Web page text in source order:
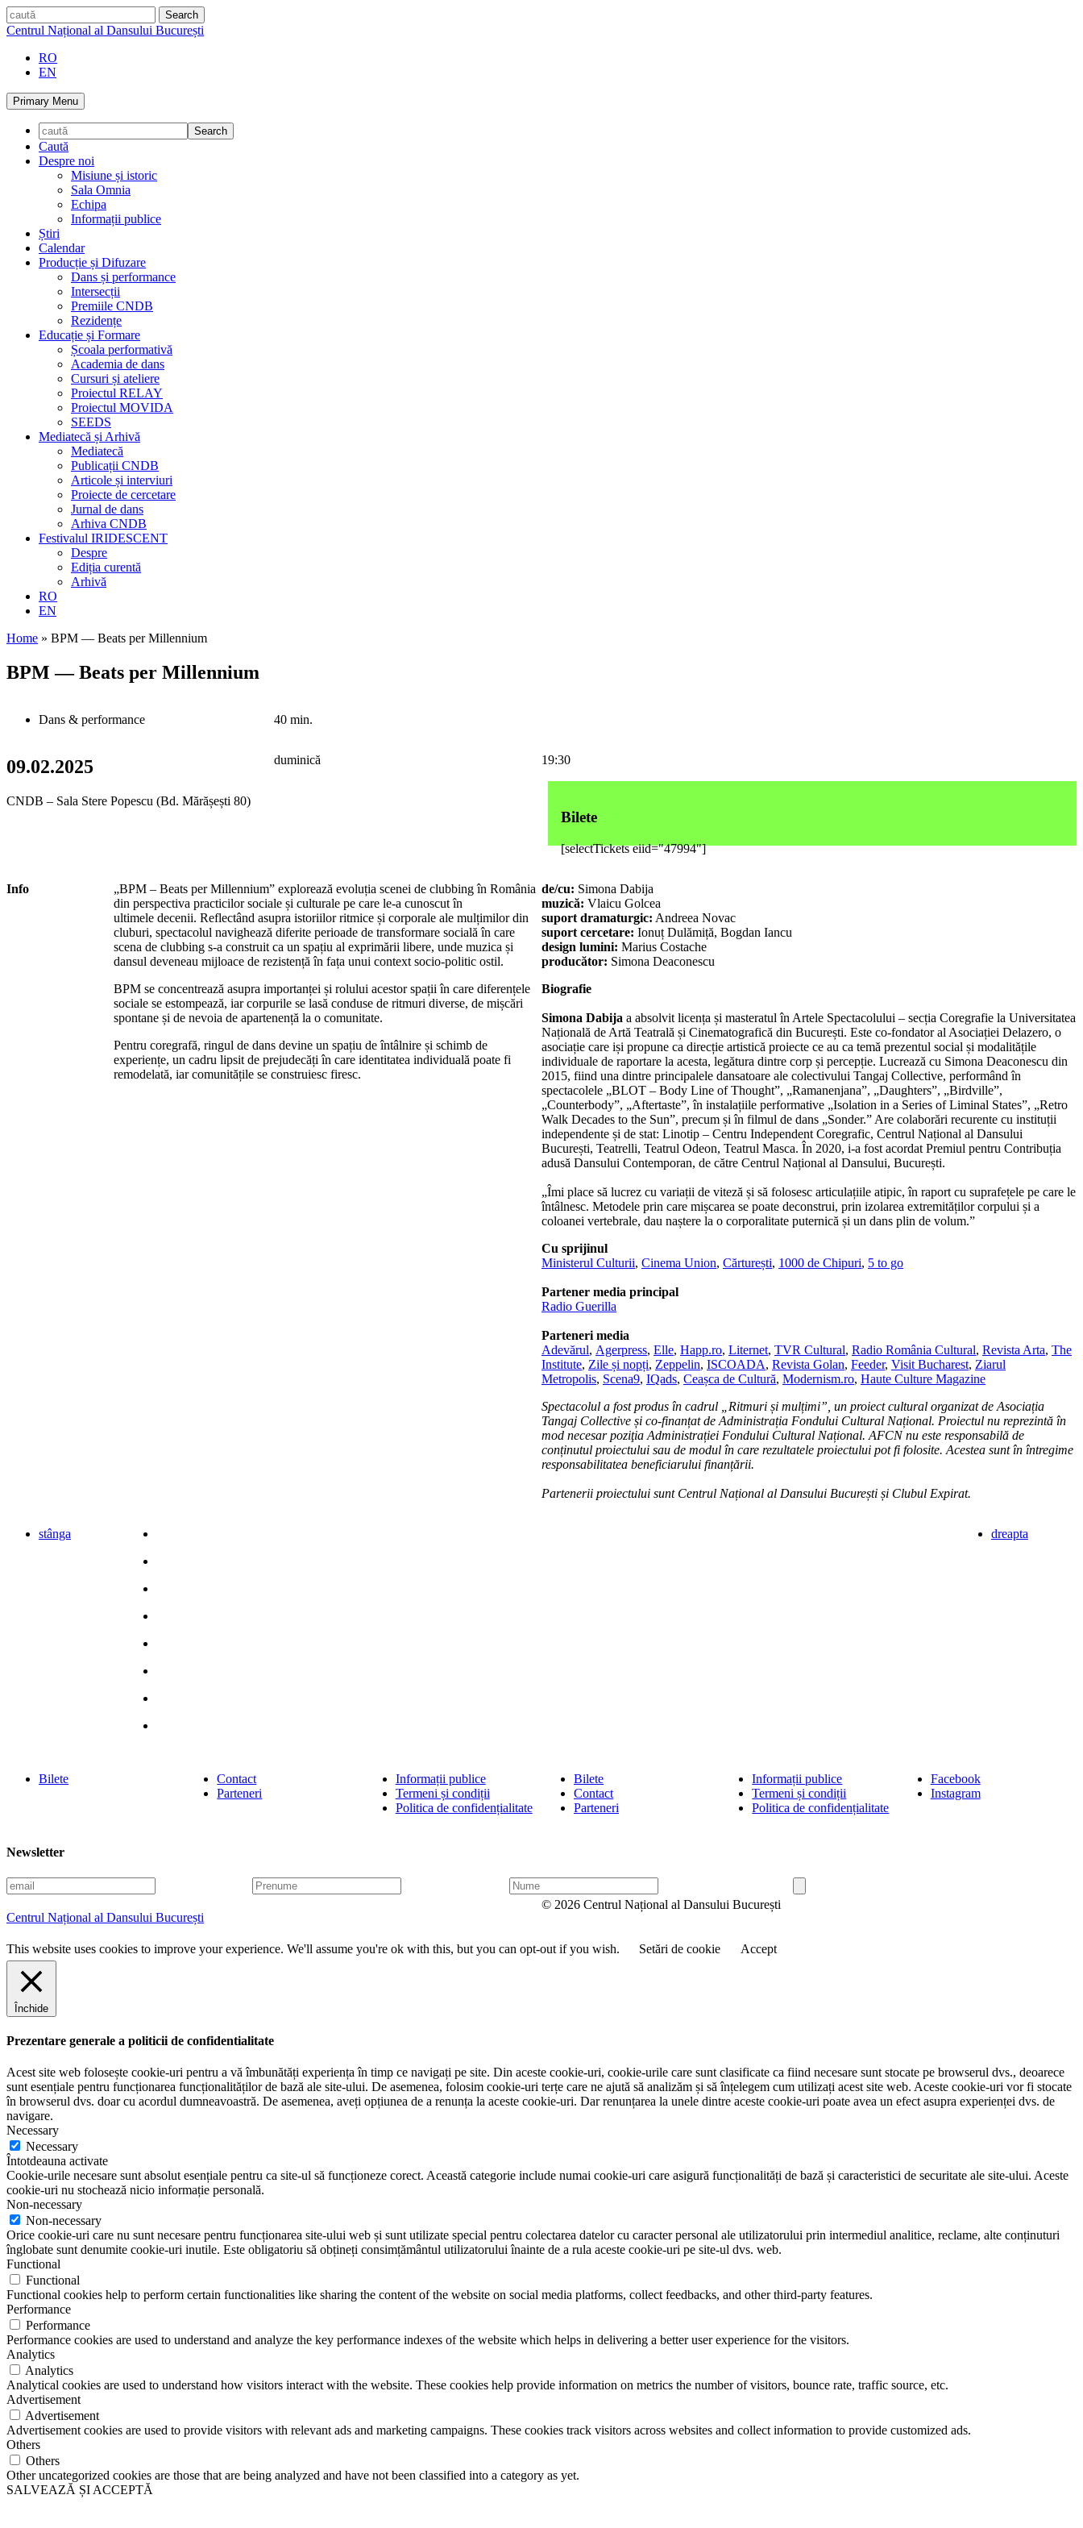
Skip
to
caută
Centrul Național al Dansului București
RO
EN
Primary Menu
Caută
Despre noi
Misiune și istoric
Sala Omnia
Echipa
Informații publice
Știri
Calendar
Producție și Difuzare
Dans și performance
Intersecții
Premiile CNDB
Rezidențe
Educație și Formare
Școala performativă
Academia de dans
Cursuri și ateliere
Proiectul RELAY
Proiectul MOVIDA
SEEDS
Mediatecă și Arhivă
Mediatecă
Publicații CNDB
Articole și interviuri
Proiecte de cercetare
Jurnal de dans
Arhiva CNDB
Festivalul IRIDESCENT
Despre
Ediția curentă
Arhivă
RO
EN
Home » BPM — Beats per Millennium
BPM — Beats per Millennium
Dans & performance 40 min.
09.02.2025 duminică 19:30
CNDB – Sala Stere Popescu (Bd. Mărășești 80)
Bilete
[selectTickets eiid="47994"]
Info „BPM – Beats per Millennium” explorează evoluția scenei de clubbing în România
din perspectiva practicilor sociale și culturale pe care le-a cunoscut în
ultimele decenii. Reflectând asupra istoriilor ritmice și corporale ale mulțimilor din
cluburi, spectacolul navighează diferite perioade de transformare socială în care
scena de clubbing s-a construit ca un spațiu al exprimării libere, unde muzica și
dansul deveneau mijloace de rezistență în fața unui context socio-politic ostil.
BPM se concentrează asupra importanței și rolului acestor spații în care diferențele
sociale se estompează, iar corpurile se lasă conduse de ritmuri diverse, de mișcări
spontane și de nevoia de apartenență la o comunitate.
Pentru coregrafă, ringul de dans devine un spațiu de întâlnire și schimb de
experiențe, un cadru lipsit de prejudecăți în care identitatea individuală poate fi
remodelată, iar comunitățile se construiesc firesc.
de/cu: Simona Dabija
muzică: Vlaicu Golcea
suport dramaturgic: Andreea Novac
suport cercetare: Ionuț Dulămiță, Bogdan Iancu
design lumini: Marius Costache
producător: Simona Deaconescu
Biografie
Simona Dabija a absolvit licența și masteratul în Artele Spectacolului – secția Coregrafie la Universitatea
Națională de Artă Teatrală și Cinematografică din București. Este co-fondator al Asociației Delazero, o
asociație care iși propune ca direcție artistică proiecte ce au ca temă prezentul social și modalitățile
individuale de raportare la acesta, legătura dintre corp și percepție. Lucrează cu Simona Deaconescu din
2015, fiind una dintre principalele dansatoare ale colectivului Tangaj Collective, performând în
spectacolele „BLOT – Body Line of Thought”, „Ramanenjana”, „Daughters”, „Birdville”,
„Counterbody”, „Aftertaste”, în instalațiile performative „Isolation in a Series of Liminal States”, „Retro
Walk Decades to the Sun”, precum și în filmul de dans „Sonder.” Are colaborări recurente cu instituții
independente și de stat: Linotip – Centru Independent Coregrafic, Centrul Național al Dansului
București, Teatrelli, Teatrul Odeon, Teatrul Masca. În 2020, i-a fost acordat Premiul pentru Contribuția
adusă Dansului Contemporan, de către Centrul Național al Dansului, București.
„Îmi place să lucrez cu variații de viteză și să folosesc articulațiile atipic, în raport cu suprafețele pe care le
întâlnesc. Metodele prin care mișcarea se poate deconstrui, prin izolarea extremităților corpului și a
coloanei vertebrale, dau naștere la o corporalitate puternică și un dans plin de volum.”
Cu sprijinul
Ministerul Culturii, Cinema Union, Cărturești, 1000 de Chipuri, 5 to go
Partener media principal
Radio Guerilla
Parteneri media
Adevărul, Agerpress, Elle, Happ.ro, Liternet, TVR Cultural, Radio România Cultural, Revista Arta, The
Institute, Zile și nopți, Zeppelin, ISCOADA, Revista Golan, Feeder, Visit Bucharest, Ziarul
Metropolis, Scena9, IQads, Ceașca de Cultură, Modernism.ro, Haute Culture Magazine
Spectacolul a fost produs în cadrul „Ritmuri și mulțimi”, un proiect cultural organizat de Asociația
Tangaj Collective și co-finanțat de Administrația Fondului Cultural Național. Proiectul nu reprezintă în
mod necesar poziţia Administrației Fondului Cultural Național. AFCN nu este responsabilă de
conținutul proiectului sau de modul în care rezultatele proiectului pot fi folosite. Acestea sunt în întregime
responsabilitatea beneficiarului finanțării.
Partenerii proiectului sunt Centrul Național al Dansului București și Clubul Expirat.
stânga dreapta
Bilete
Contact
Parteneri
Informații publice
Termeni și condiții
Politica de confidențialitate
Bilete
Contact
Parteneri
Informații publice
Termeni și condiții
Politica de confidențialitate
Facebook
Instagram
Newsletter
E
m
a
i
l
P
r
u
m
N
u
Centrul Național al Dansului București
© 2026 Centrul Național al Dansului București
This website uses cookies to improve your experience. We'll assume you're ok with this, but you can opt-out if you wish. Setări de cookie Accept
Închide
Prezentare generale a politicii de confidentialitate
Acest site web folosește cookie-uri pentru a vă îmbunătăți experiența în timp ce navigați pe site. Din aceste cookie-uri, cookie-urile care sunt clasificate ca fiind necesare sunt stocate pe browserul dvs., deoarece
sunt esențiale pentru funcționarea funcționalităților de bază ale site-ului. De asemenea, folosim cookie-uri terțe care ne ajută să analizăm și să înțelegem cum utilizați acest site web. Aceste cookie-uri vor fi stocate
în browserul dvs. doar cu acordul dumneavoastră. De asemenea, aveți opțiunea de a renunța la aceste cookie-uri. Dar renunțarea la unele dintre aceste cookie-uri poate avea un efect asupra experienței dvs. de
navigare.
Necessary
Necessary
Întotdeauna activate
Cookie-urile necesare sunt absolut esențiale pentru ca site-ul să funcționeze corect. Această categorie include numai cookie-uri care asigură funcționalități de bază și caracteristici de securitate ale site-ului. Aceste
cookie-uri nu stochează nicio informație personală.
Non-necessary
Non-necessary
Orice cookie-uri care nu sunt necesare pentru funcționarea site-ului web și sunt utilizate special pentru colectarea datelor cu caracter personal ale utilizatorului prin intermediul analitice, reclame, alte conținuturi
înglobate sunt denumite cookie-uri inutile. Este obligatoriu să obțineți consimțământul utilizatorului înainte de a rula aceste cookie-uri pe site-ul dvs. web.
Functional
Functional
Functional cookies help to perform certain functionalities like sharing the content of the website on social media platforms, collect feedbacks, and other third-party features.
Performance
Performance
Performance cookies are used to understand and analyze the key performance indexes of the website which helps in delivering a better user experience for the visitors.
Analytics
Analytics
Analytical cookies are used to understand how visitors interact with the website. These cookies help provide information on metrics the number of visitors, bounce rate, traffic source, etc.
Advertisement
Advertisement
Advertisement cookies are used to provide visitors with relevant ads and marketing campaigns. These cookies track visitors across websites and collect information to provide customized ads.
Others
Others
Other uncategorized cookies are those that are being analyzed and have not been classified into a category as yet.
SALVEAZĂ ȘI ACCEPTĂ